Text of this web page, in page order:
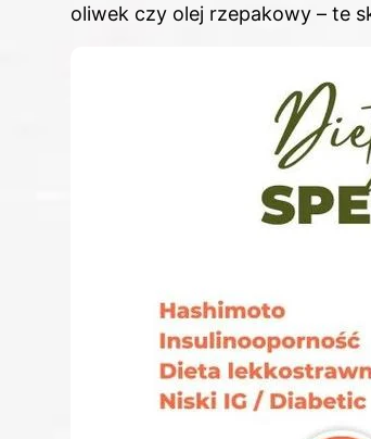
oliwek czy olej rzepakowy – te